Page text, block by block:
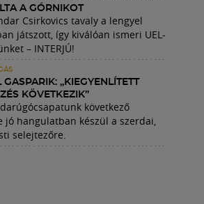
A GÓRNIKOT
Csirkovics tavaly a lengyel
játszott, így kiválóan ismeri UEL-
– INTERJÚ!
GASPARIK: „KIEGYENLÍTETT
KÖVETKEZIK”
következő
jó hangulatban készül a szerdai,
selejtezőre.